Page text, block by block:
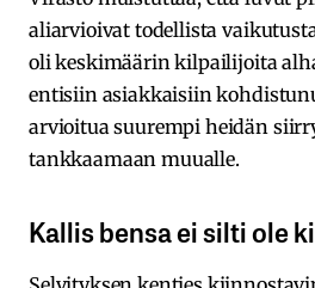
aliarvioivat todellista
oli keskimäärin kilpailijoita
entisiin asiakkaisiin
arvioitua suurempi heidän
tankkaamaan muualle.
Kallis bensa ei silti ole